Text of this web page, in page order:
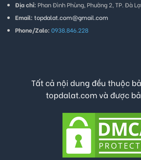
Địa chỉ: Phan Đình Phùng, Phường 2, TP. Đà
Email: topdalat.com@gmail.com
Phone/Zalo: 0938.846.228
Tất cả nội dung đều thuộc
topdalat.com và được